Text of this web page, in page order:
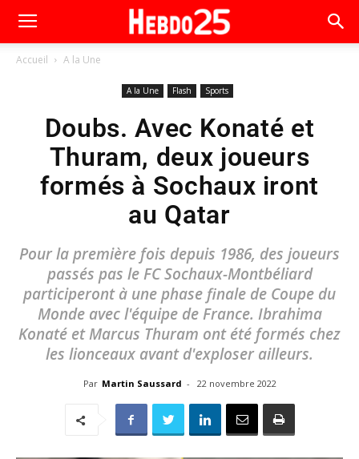
Accueil A la Une
A la Une Flash Sports
Doubs. Avec Konaté et
Thuram, deux joueurs
formés à Sochaux iront
au Qatar
Pour la première fois depuis 1986, des joueurs
passés pas le FC Sochaux-Montbéliard
participeront à une phase finale de Coupe du
Monde avec l'équipe de France. Ibrahima
Konaté et Marcus Thuram ont été formés chez
les lionceaux avant d'exploser ailleurs.
Par Martin Saussard - 22 novembre 2022